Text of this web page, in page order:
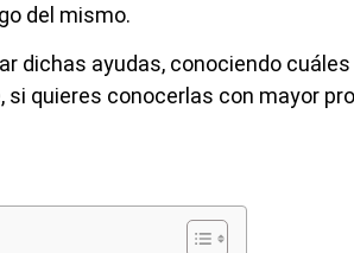
del mismo.
dichas ayudas, conociendo
quieres conocerlas con mayor